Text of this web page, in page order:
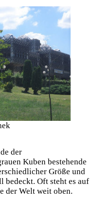
der
Kuben bestehende
Größe und
bedeckt. Oft steht es auf
der Welt weit oben.